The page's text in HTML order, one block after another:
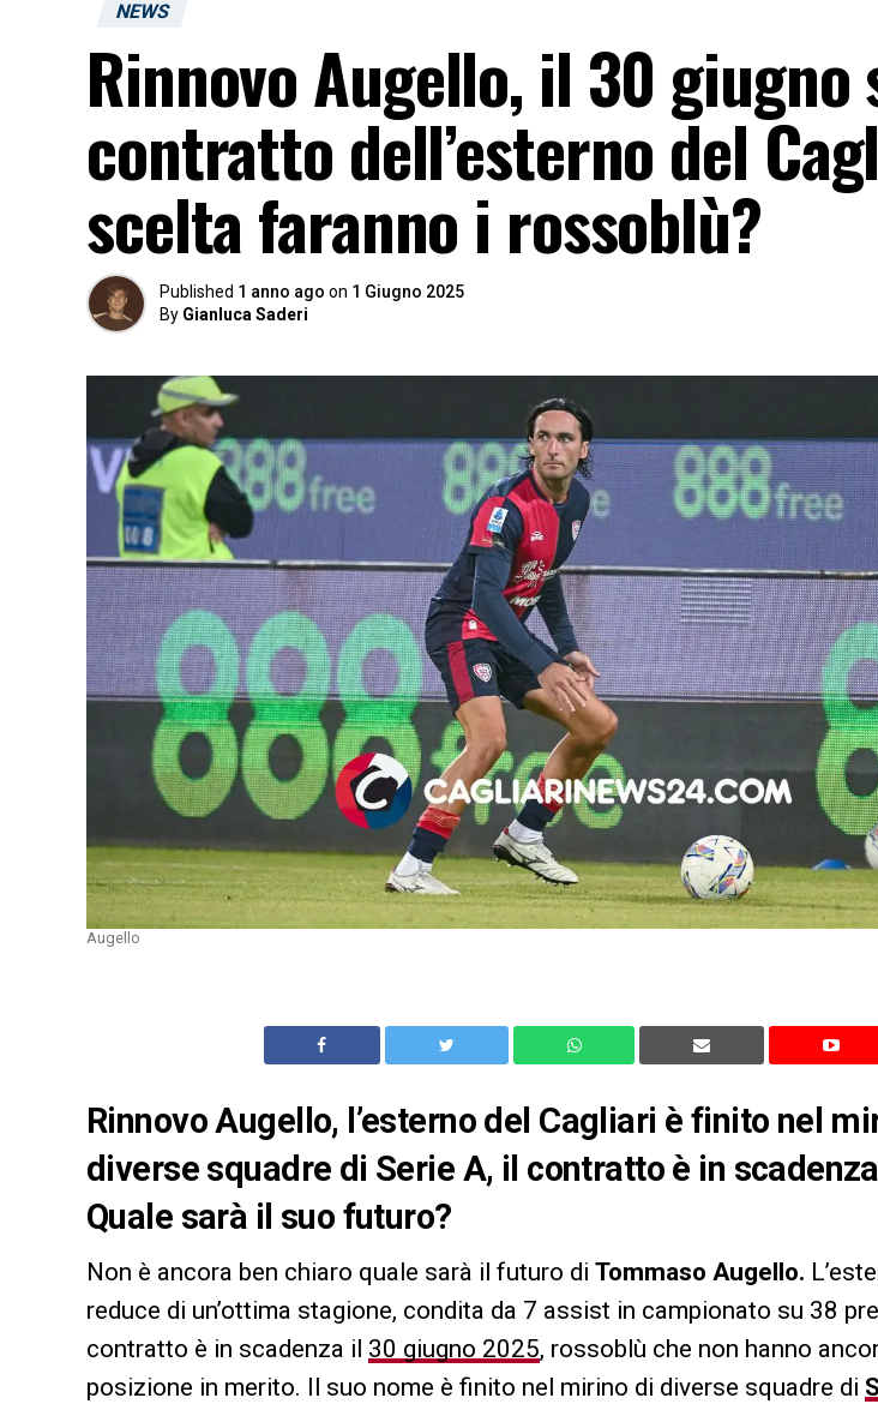
NEWS
Rinnovo Augello, il 30 giugno
contratto dell’esterno del
scelta faranno i rossoblù?
Published 1 anno ago on 1 Giugno 2025
By Gianluca Saderi
Augello
Rinnovo Augello, l’esterno del Cagliari è finito nel
diverse squadre di Serie A, il contratto è in
Quale sarà il suo futuro?
Non è ancora ben chiaro quale sarà il futuro di Tommaso Augello.
reduce di un’ottima stagione, condita da 7 assist in campionato su 38
contratto è in scadenza il 30 giugno 2025, rossoblù che non hanno
posizione in merito. Il suo nome è finito nel mirino di diverse squadre di